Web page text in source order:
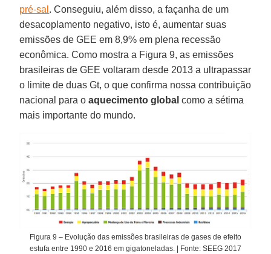
pré-sal . Conseguiu, além disso, a façanha de um
desacoplamento negativo, isto é, aumentar suas
emissões de GEE em 8,9% em plena recessão
econômica. Como mostra a Figura 9, as emissões
brasileiras de GEE voltaram desde 2013 a ultrapassar
o limite de duas Gt, o que confirma nossa contribuição
nacional para oaquecimento global como a sétima
mais importante do mundo.
Figura 9 – Evolução das emissões brasileiras de gases de efeito
estufa entre 1990 e 2016 em gigatoneladas. | Fonte: SEEG 2017